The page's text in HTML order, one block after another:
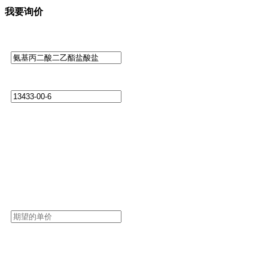
我要询价